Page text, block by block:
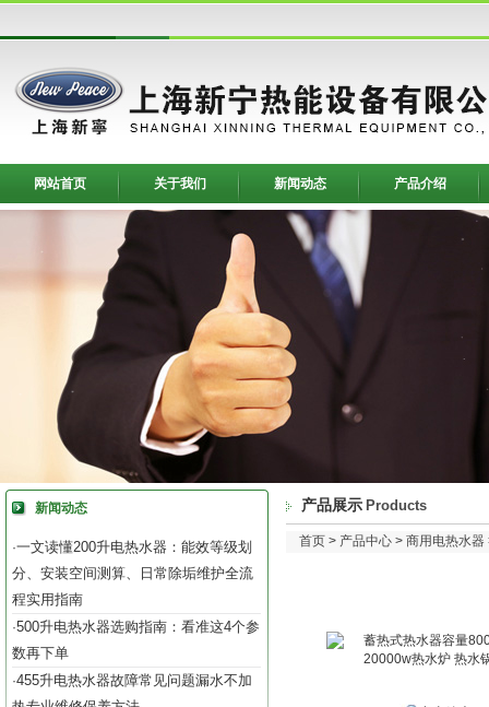
网站首页 关于我们 新闻动态 产品介绍
新闻动态
·一文读懂200升电热水器：能效等级划
分、安装空间测算、日常除垢维护全流
程实用指南
·500升电热水器选购指南：看准这4个参
数再下单
·455升电热水器故障常见问题漏水不加
产品展示 Products
首页 > 产品中心 > 商用电热水器